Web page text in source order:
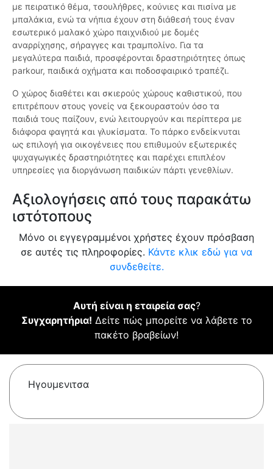
με πειρατικό θέμα, τσουλήθρες, κούνιες και πισίνα με
μπαλάκια, ενώ τα νήπια έχουν στη διάθεσή τους έναν
εσωτερικό μαλακό χώρο παιχνιδιού με δομές
αναρρίχησης, σήραγγες και τραμπολίνο. Για τα
μεγαλύτερα παιδιά, προσφέρονται δραστηριότητες όπως
parkour, παιδικά οχήματα και ποδοσφαιρικό τραπέζι.
Ο χώρος διαθέτει και σκιερούς χώρους καθιστικού, που
επιτρέπουν στους γονείς να ξεκουραστούν όσο τα
παιδιά τους παίζουν, ενώ λειτουργούν και περίπτερα με
διάφορα φαγητά και γλυκίσματα. Το πάρκο ενδείκνυται
ως επιλογή για οικογένειες που επιθυμούν εξωτερικές
ψυχαγωγικές δραστηριότητες και παρέχει επιπλέον
υπηρεσίες για διοργάνωση παιδικών πάρτι γενεθλίων.
Αξιολογήσεις από τους παρακάτω
ιστότοπους
Μόνο οι εγγεγραμμένοι χρήστες έχουν πρόσβαση
σε αυτές τις πληροφορίες. Κάντε κλικ εδώ για να
συνδεθείτε.
Αυτή είναι η εταιρεία σας?
Συγχαρητήρια! Δείτε πώς μπορείτε να λάβετε το
πακέτο βραβείων!
Ηγουμενιτσα